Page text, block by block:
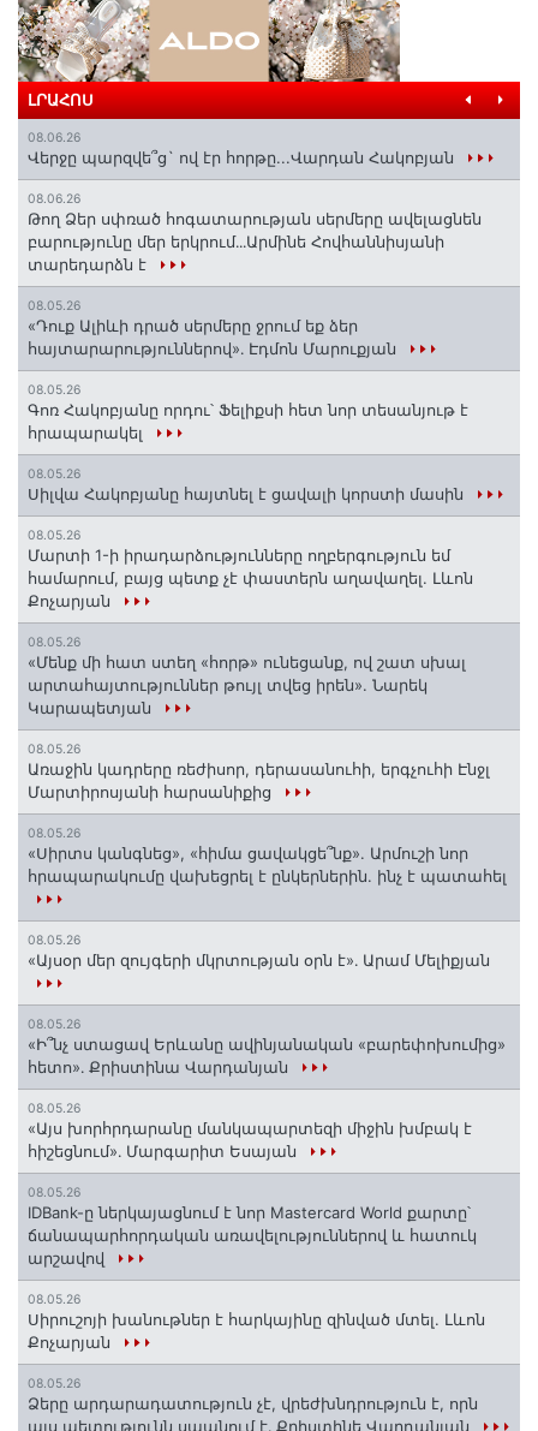
ԼՐԱՀՈՍ
08.06.26
Վերջը պարզվե՞ց` ով էր հորթը...Վարդան Հակոբյան
08.06.26
Թող Ձեր սփռած հոգատարության սերմերը ավելացնեն
բարությունը մեր երկրում․․․Արմինե Հովհաննիսյանի
տարեդարձն է
08.05.26
«Դուք Ալիևի դրած սերմերը ջրում եք ձեր
հայտարարություններով»․ Էդմոն Մարուքյան
08.05.26
Գոռ Հակոբյանը որդու՝ Ֆելիքսի հետ նոր տեսանյութ է
հրապարակել
08.05.26
Սիլվա Հակոբյանը հայտնել է ցավալի կորստի մասին
08.05.26
Մարտի 1-ի իրադարձությունները ողբերգություն եմ
համարում, բայց պետք չէ փաստերն աղավաղել. Լևոն
Քոչարյան
08.05.26
«Մենք մի հատ ստեղ «հորթ» ունեցանք, ով շատ սխալ
արտահայտություններ թույլ տվեց իրեն». Նարեկ
Կարապետյան
08.05.26
Առաջին կադրերը ռեժիսոր, դերասանուհի, երգչուհի Էնջլ
Մարտիրոսյանի հարսանիքից
08.05.26
«Սիրտս կանգնեց», «հիմա ցավակցե՞նք». Արմուշի նոր
հրապարակումը վախեցրել է ընկերներին. ինչ է պատահել
08.05.26
«Այսօր մեր զույգերի մկրտության օրն է»․ Արամ Մելիքյան
08.05.26
«Ի՞նչ ստացավ Երևանը ավինյանական «բարեփոխումից»
հետո»․ Քրիստինա Վարդանյան
08.05.26
«Այս խորհրդարանը մանկապարտեզի միջին խմբակ է
հիշեցնում»․ Մարգարիտ Եսայան
08.05.26
IDBank-ը ներկայացնում է նոր Mastercard World քարտը՝
ճանապարհորդական առավելություններով և հատուկ
արշավով
08.05.26
Սիրուշոյի խանութներ է հարկայինը զինված մտել. Լևոն
Քոչարյան
08.05.26
Ձերը արդարադատություն չէ, վրեժխնդրություն է, որն
այս պետությունն սպանում է․ Քրիստինե Վարդանյան